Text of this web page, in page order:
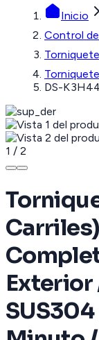
Inicio
Control
DS-
1 / 2